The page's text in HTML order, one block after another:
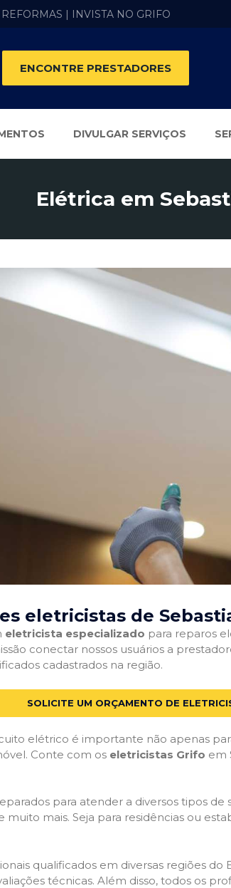
REFORMAS | INVISTA NO GRIFO
ENCONTRE PRESTADORES
DIVULGAR SERVIÇOS
Elétrica em
eletricistas de
eletricista especializado para reparos
conectar nossos usuários a
cadastrados na região.
SOLICITE UM ORÇAMENTO DE
elétrico é importante não apenas
Conte com os eletricistas Grifo em
para atender a diversos tipos
muito mais. Seja para residências ou
qualificados em diversas regiões
técnicas. Além disso, todos os